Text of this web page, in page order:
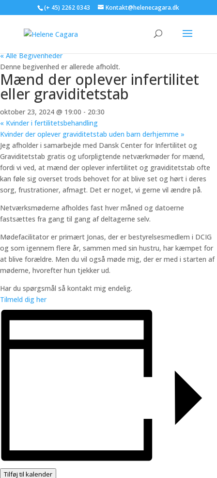
(+ 45) 2262 0343 Kontakt@helenecagara.dk
« Alle Begivenheder
Denne begivenhed er allerede afholdt.
Mænd der oplever infertilitet
eller graviditetstab
oktober 23, 2024 @ 19:00 - 20:30
« Kvinder i fertilitetsbehandling
Kvinder der oplever graviditetstab uden barn derhjemme »
Jeg afholder i samarbejde med Dansk Center for Infertilitet og
Graviditetstab gratis og uforpligtende netværkmøder for mænd,
fordi vi ved, at mænd der oplever infertilitet og graviditetstab ofte
kan føle sig overset trods behovet for at blive set og hørt i deres
sorg, frustrationer, afmagt. Det er noget, vi gerne vil ændre på.
Netværksmøderne afholdes fast hver måned og datoerne
fastsættes fra gang til gang af deltagerne selv.
Mødefacilitator er primært Jonas, der er bestyrelsesmedlem i DCIG
og som igennem flere år, sammen med sin hustru, har kæmpet for
at blive forældre. Men du vil også møde mig, der er med i starten af
møderne, hvorefter hun tjekker ud.
Har du spørgsmål så kontakt mig endelig.
Tilmeld dig her
Tilføj til kalender